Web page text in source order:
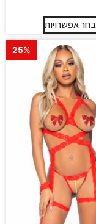
בחר אפשרויות
25%